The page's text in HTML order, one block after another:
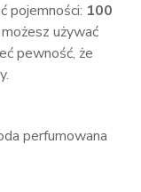
pojemności: 100
używać
pewność, że
perfumowana